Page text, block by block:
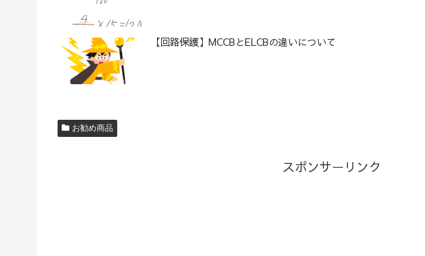
【回路保護】MCCBとELCBの違いについて
お勧め商品
スポンサーリンク